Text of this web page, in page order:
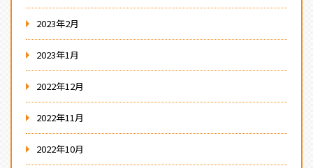
2023年2月
2023年1月
2022年12月
2022年11月
2022年10月